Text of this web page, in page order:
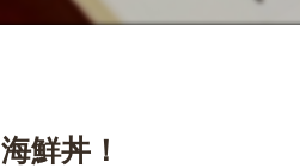
海鮮丼！